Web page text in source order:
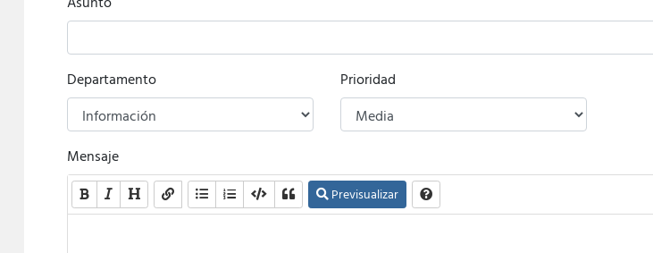
Departamento Prioridad
Mensaje
Previsualizar